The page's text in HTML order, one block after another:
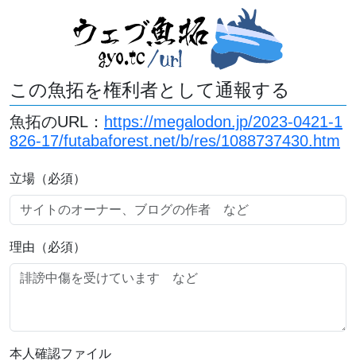
この魚拓を権利者として通報する
魚拓のURL： https://megalodon.jp/2023-0421-1
826-17/futabaforest.net/b/res/1088737430.htm
立場（必須）
理由（必須）
本人確認ファイル